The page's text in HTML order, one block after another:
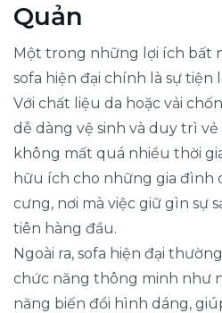
Quản
Một trong những lợi ích bất
sofa hiện đại chính là sự tiện
Với chất liệu da hoặc vải
dễ dàng vệ sinh và duy trì vẻ
không mất quá nhiều thời
hữu ích cho những gia đình
cưng, nơi mà việc giữ gìn sự
tiên hàng đầu.
Ngoài ra, sofa hiện đại
chức năng thông minh như
năng biến đổi hình dáng,